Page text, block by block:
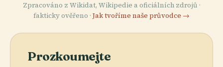
Zpracováno z Wikidat, Wikipedie a oficiálních zdrojů ·
fakticky ověřeno · Jak tvoříme naše průvodce →
Prozkoumejte